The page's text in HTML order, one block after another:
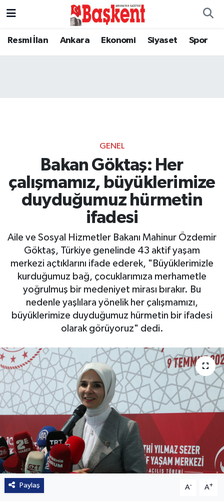
Resmi İlan Ankara Ekonomi Siyaset Spor
GENEL
Bakan Göktaş: Her
çalışmamız, büyüklerimize
duyduğumuz hürmetin
ifadesi
Aile ve Sosyal Hizmetler Bakanı Mahinur Özdemir
Göktaş, Türkiye genelinde 43 aktif yaşam
merkezi açtıklarını ifade ederek, "Büyüklerimizle
kurduğumuz bağ, çocuklarımıza merhametle
yoğrulmuş bir medeniyet mirası bırakır. Bu
nedenle yaşlılara yönelik her çalışmamızı,
büyüklerimize duyduğumuz hürmetin bir ifadesi
olarak görüyoruz" dedi.
Paylaş A- A+